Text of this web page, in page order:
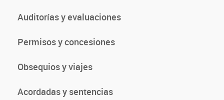
Auditorías y evaluaciones
Permisos y concesiones
Obsequios y viajes
Acordadas y sentencias